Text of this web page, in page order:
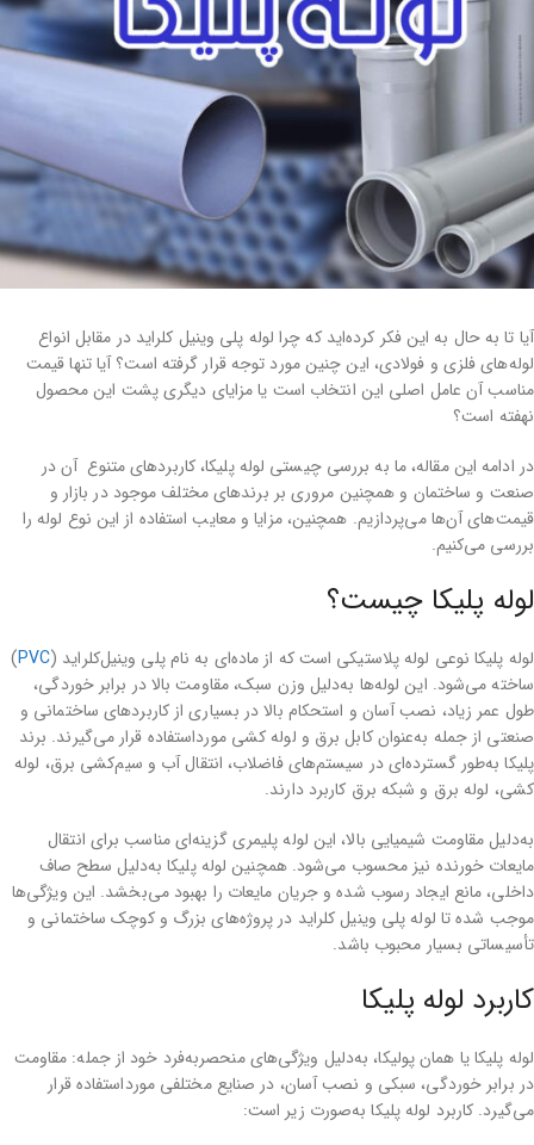
آیا تا به حال به این فکر کرده‌اید که چرا لوله پلی وینیل کلراید در مقابل انواع
لوله‌های فلزی و فولادی، این ‌چنین مورد توجه قرار گرفته است؟ آیا تنها قیمت
مناسب آن عامل اصلی این انتخاب است یا مزایای دیگری پشت این محصول
نهفته ‌است؟
در ادامه این مقاله، ما به بررسی چیستی لوله پلیکا، کاربردهای متنوع آن در
صنعت و ساختمان و همچنین مروری بر برندهای مختلف موجود در بازار و
قیمت‌های آن‌ها می‌پردازیم. همچنین، مزایا و معایب استفاده از این نوع لوله را
بررسی می‌کنیم.
لوله پلیکا چیست؟
لوله پلیکا نوعی لوله پلاستیکی است که از ماده‌ای به نام پلی ‌وینیل‌کلراید (PVC
)
ساخته می‌شود. این لوله‌ها به‌دلیل وزن سبک، مقاومت بالا در برابر خوردگی،
طول عمر زیاد، نصب آسان و استحکام بالا در بسیاری از کاربردهای ساختمانی و
صنعتی از جمله به‌عنوان کابل برق و لوله کشی مورداستفاده قرار می‌گیرند. برند
پلیکا به‌طور گسترده‌ای در سیستم‌های فاضلاب، انتقال آب و سیم‌کشی برق، لوله
کشی، لوله برق و شبکه برق کاربرد دارند.
به‌دلیل مقاومت شیمیایی بالا، این لوله‌ پلیمری گزینه‌ای مناسب برای انتقال
مایعات خورنده نیز محسوب می‌شود. همچنین لوله پلیکا به‌دلیل سطح صاف
داخلی، مانع ایجاد رسوب شده و جریان مایعات را بهبود می‌بخشد. این ویژگی‌ها
موجب شده تا لوله پلی وینیل کلراید در پروژه‌های بزرگ و کوچک ساختمانی و
تأسیساتی بسیار محبوب باشد.
کاربرد لوله پلیکا
لوله پلیکا یا همان پولیکا، به‌دلیل ویژگی‌های منحصربه‌فرد خود از جمله: مقاومت
در برابر خوردگی، سبکی و نصب آسان، در صنایع مختلفی مورداستفاده قرار
می‌گیرد. کاربرد لوله پلیکا به‌صورت زیر است: